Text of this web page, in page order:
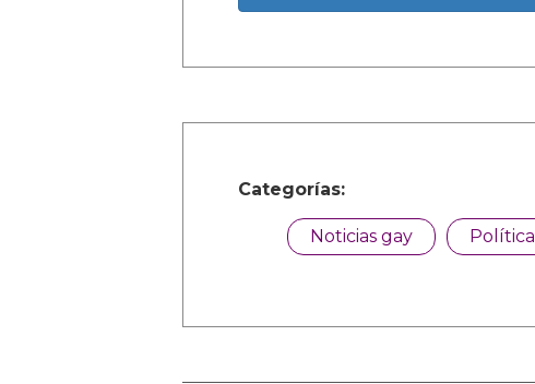
Categorías:
Noticias gay Política